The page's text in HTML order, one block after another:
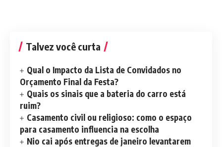
Talvez você curta
Qual o Impacto da Lista de Convidados no
Orçamento Final da Festa?
Quais os sinais que a bateria do carro está
ruim?
Casamento civil ou religioso: como o espaço
para casamento influencia na escolha
Nio cai após entregas de janeiro levantarem